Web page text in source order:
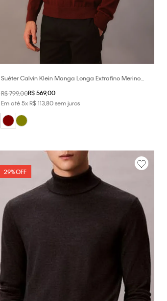
Suéter Calvin Klein Manga Longa Extrafino Merino
R$799,00R$ 569,00
Em até5xR$ 11380sem juros
29%OFF